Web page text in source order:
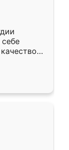
почти